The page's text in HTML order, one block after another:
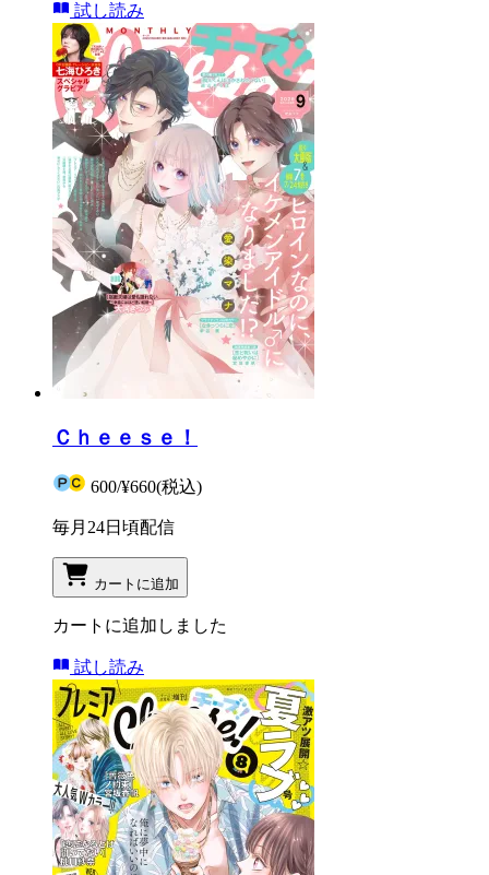
試し読み
Ｃｈｅｅｓｅ！
600/¥660(税込)
毎月24日頃配信
カートに追加
カートに追加しました
試し読み